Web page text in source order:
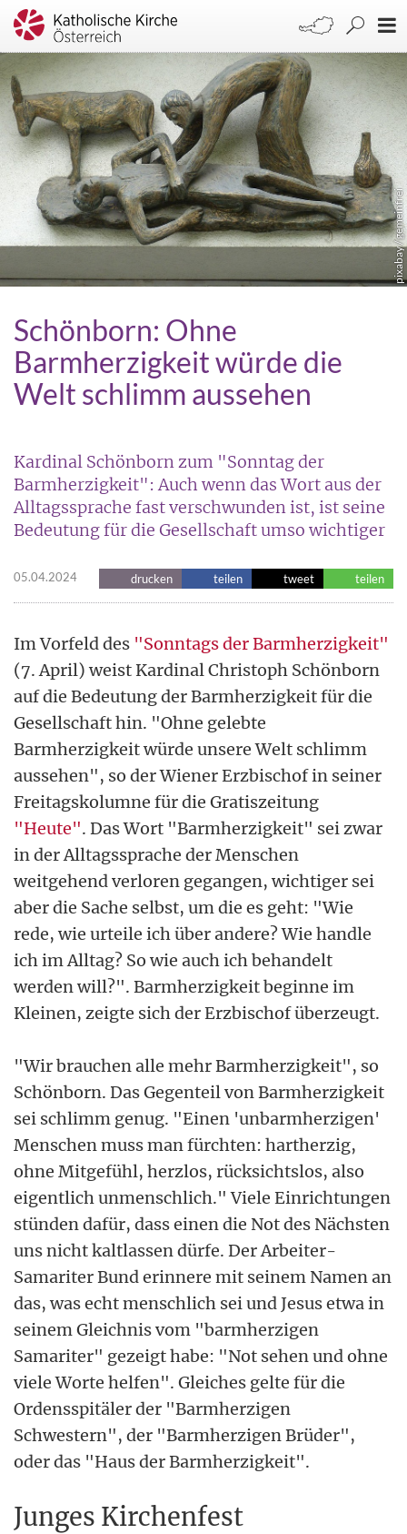
pixabay / gemeinfrei
Schönborn: Ohne
Barmherzigkeit würde die
Welt schlimm aussehen
Kardinal Schönborn zum "Sonntag der
Barmherzigkeit": Auch wenn das Wort aus der
Alltagssprache fast verschwunden ist, ist seine
Bedeutung für die Gesellschaft umso wichtiger
05.04.2024 drucken teilen tweet teilen
Im Vorfeld des "Sonntags der Barmherzigkeit"
(7. April) weist Kardinal Christoph Schönborn
auf die Bedeutung der Barmherzigkeit für die
Gesellschaft hin. "Ohne gelebte
Barmherzigkeit würde unsere Welt schlimm
aussehen", so der Wiener Erzbischof in seiner
Freitagskolumne für die Gratiszeitung
"Heute". Das Wort "Barmherzigkeit" sei zwar
in der Alltagssprache der Menschen
weitgehend verloren gegangen, wichtiger sei
aber die Sache selbst, um die es geht: "Wie
rede, wie urteile ich über andere? Wie handle
ich im Alltag? So wie auch ich behandelt
werden will?". Barmherzigkeit beginne im
Kleinen, zeigte sich der Erzbischof überzeugt.
"Wir brauchen alle mehr Barmherzigkeit", so
Schönborn. Das Gegenteil von Barmherzigkeit
sei schlimm genug. "Einen 'unbarmherzigen'
Menschen muss man fürchten: hartherzig,
ohne Mitgefühl, herzlos, rücksichtslos, also
eigentlich unmenschlich." Viele Einrichtungen
stünden dafür, dass einen die Not des Nächsten
uns nicht kaltlassen dürfe. Der Arbeiter-
Samariter Bund erinnere mit seinem Namen an
das, was echt menschlich sei und Jesus etwa in
seinem Gleichnis vom "barmherzigen
Samariter" gezeigt habe: "Not sehen und ohne
viele Worte helfen". Gleiches gelte für die
Ordensspitäler der "Barmherzigen
Schwestern", der "Barmherzigen Brüder",
oder das "Haus der Barmherzigkeit".
Junges Kirchenfest